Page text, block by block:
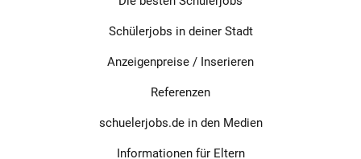
Schülerjobs in deiner Stadt
Anzeigenpreise / Inserieren
Referenzen
schuelerjobs.de in den Medien
Informationen für Eltern